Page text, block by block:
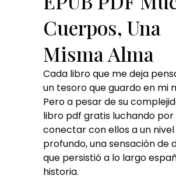
Cuerpos, Una
Misma Alma
Cada libro que me deja
un tesoro que guardo en mi
Pero a pesar de su
libro pdf gratis luchando por
conectar con ellos a un
profundo, una sensación de
que persistió a lo largo
historia.